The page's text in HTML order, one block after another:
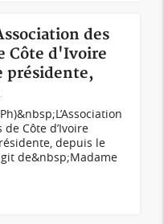
des
Côte d'Ivoire
présidente,
Côte d’Ivoire
depuis le
de&nbsp;Madame